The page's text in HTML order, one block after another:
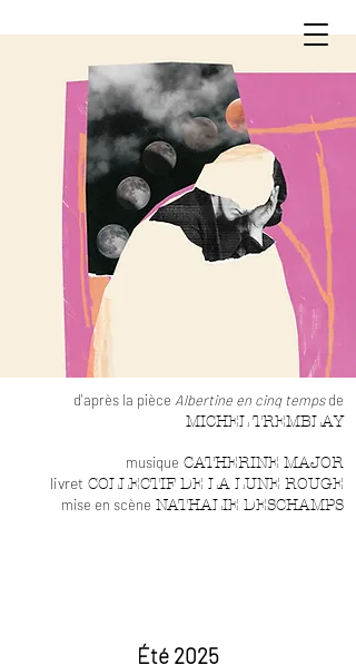
d'après la pièce Albertine en cinq tempsde
MICHEL TREMBLAY
musique CATHERINE MAJOR
livret COLLECTIF DE LA LUNE ROUGE
mise en scène NATHALIE DESCHAMPS
Été 2025